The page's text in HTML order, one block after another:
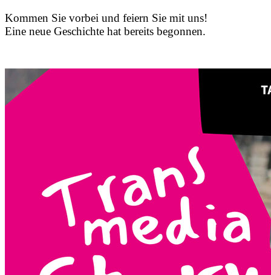
Kommen Sie vorbei und feiern Sie mit uns!
Eine neue Geschichte hat bereits begonnen.